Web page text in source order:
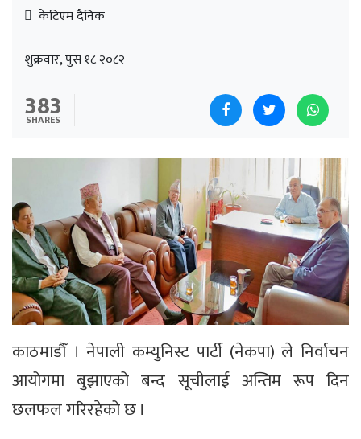
केटिएम दैनिक
शुक्रवार, पुस १८ २०८२
383
SHARES
काठमाडौँ । नेपाली कम्युनिस्ट पार्टी (नेकपा) ले निर्वाचन
आयोगमा बुझाएको बन्द सूचीलाई अन्तिम रूप दिन
छलफल गरिरहेको छ ।